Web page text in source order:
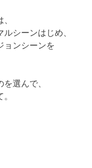
シーンはじめ、
ョンシーンを
選んで、